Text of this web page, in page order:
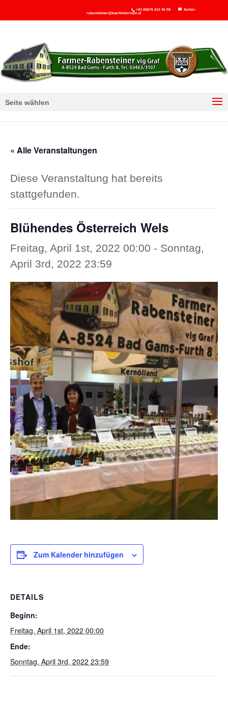
+43 (0)676 412 46 98
farmer-
rabensteiner@kuerbiskernoel.at
Seite wählen
« Alle Veranstaltungen
Diese Veranstaltung hat bereits
stattgefunden.
Blühendes Österreich Wels
Freitag, April 1st, 2022 00:00 - Sonntag,
April 3rd, 2022 23:59
Zum Kalender hinzufügen
DETAILS
Beginn:
Freitag, April 1st, 2022 00:00
Ende:
Sonntag, April 3rd, 2022 23:59